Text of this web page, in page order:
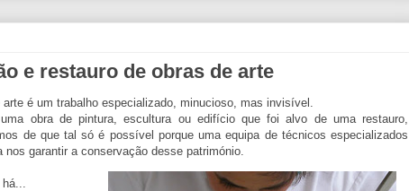
e restauro de obras de arte
arte é um trabalho especializado, minucioso, mas invisível.
uma obra de pintura, escultura ou edifício que foi alvo de uma restauro,
de que tal só é possível porque uma equipa de técnicos especializados
nos garantir a conservação desse património.
há...